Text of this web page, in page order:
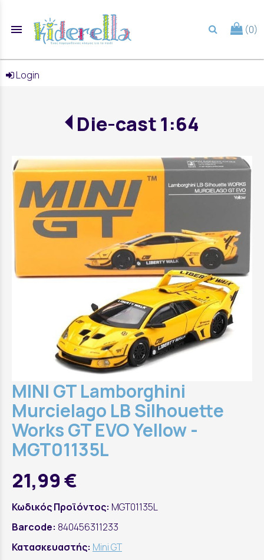
menu (0)
Login
Die-cast 1:64
MINI GT Lamborghini
Murcielago LB Silhouette
Works GT EVO Yellow -
MGT01135L
21,99 €
Κωδικός Προϊόντος: MGT01135L
Barcode: 840456311233
Κατασκευαστής: Mini GT